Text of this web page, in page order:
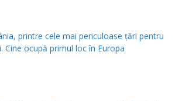
printre cele mai periculoase țări pentru
Cine ocupă primul loc în Europa